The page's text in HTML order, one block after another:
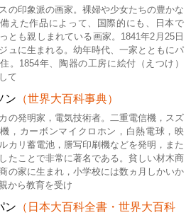
の印象派の画家。裸婦や少女たちの豊かな
えた作品によって、国際的にも、日本で
とも親しまれている画家。1841年2月25日
ュに生まれる。幼年時代、一家とともにパ
。1854年、陶器の工房に絵付（えつけ）
て
ン （世界大百科事典）
の発明家，電気技術者。二重電信機，スズ
，カーボンマイクロホン，白熱電球，映
カリ蓄電池，謄写印刷機などを発明，また
たことで非常に著名である。貧しい材木商
の家に生まれ，小学校には数ヵ月しかいか
から教育を受け
ン （日本大百科全書・世界大百科